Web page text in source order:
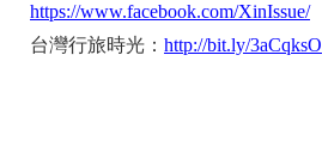
https://www.facebook.com/XinIssue/
台灣行旅時光： http://bit.ly/3aCqksO